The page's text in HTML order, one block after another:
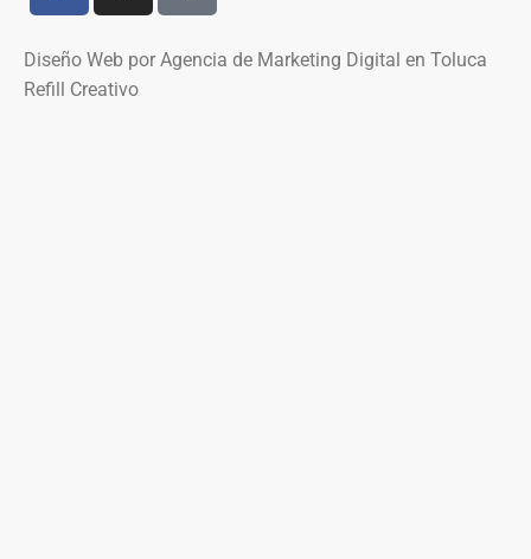
Diseño Web por Agencia de Marketing Digital en Toluca
Refill Creativo